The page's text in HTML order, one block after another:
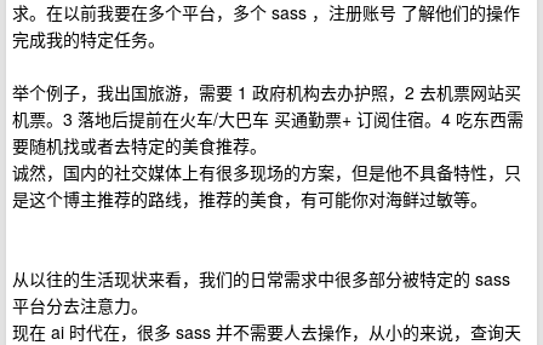
求。在以前我要在多个平台，多个 sass ，注册账号 了解他们的操作
完成我的特定任务。
举个例子，我出国旅游，需要 1 政府机构去办护照，2 去机票网站买
机票。3 落地后提前在火车/大巴车 买通勤票+ 订阅住宿。4 吃东西需
要随机找或者去特定的美食推荐。
诚然，国内的社交媒体上有很多现场的方案，但是他不具备特性，只
是这个博主推荐的路线，推荐的美食，有可能你对海鲜过敏等。
从以往的生活现状来看，我们的日常需求中很多部分被特定的 sass
平台分去注意力。
现在 ai 时代在，很多 sass 并不需要人去操作，从小的来说，查询天